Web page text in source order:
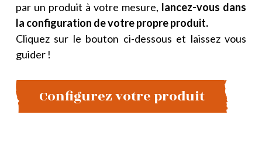
par un produit à votre mesure, lancez-vous dans
la configuration de votre propre produit.
Cliquez sur le bouton ci-dessous et laissez vous
guider !
Configurez votre produit